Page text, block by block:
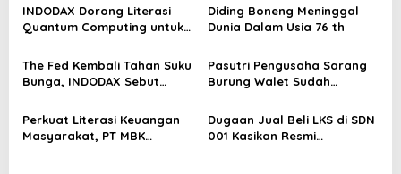
o
s
INDODAX Dorong Literasi
Quantum Computing untuk
Blockchain
Diding Boneng Meninggal
Dunia Dalam Usia 76 th
The Fed Kembali Tahan Suku
Bunga, INDODAX Sebut
Sentimen Pasar
Pasutri Pengusaha Sarang
Burung Walet Sudah
Pelapor Desak Polda Jambi
Segera Lakukan Penahanan
Perkuat Literasi Keuangan
Masyarakat, PT MBK
Dugaan Jual Beli LKS di SDN
001 Kasikan Resmi